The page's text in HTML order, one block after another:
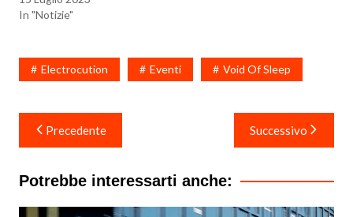
In "Notizie"
Electrocution Eventi Void Of Sleep
Navigazione
articoli
Precedente Successivo
Potrebbe interessarti anche: